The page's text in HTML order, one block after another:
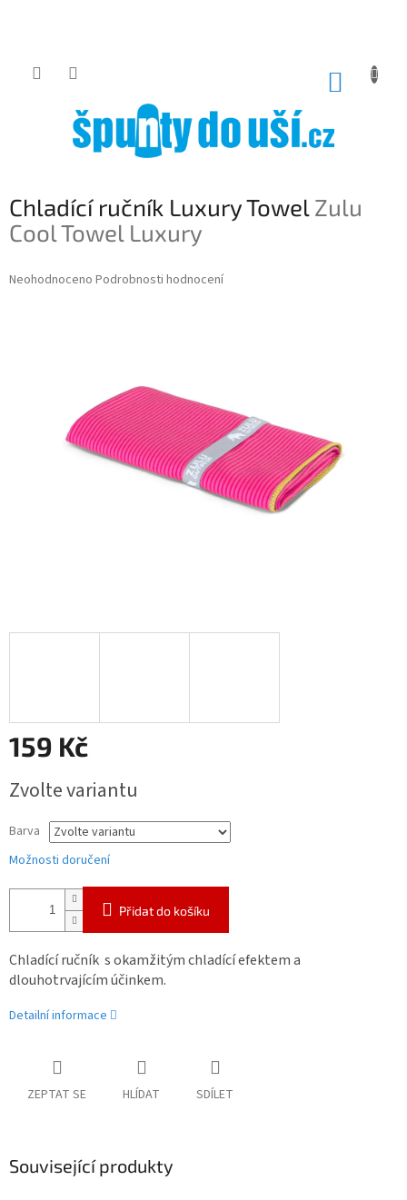
Chladící ručník Luxury TowelZulu
Cool Towel Luxury
Průměrné
Neohodnoceno Podrobnosti hodnocení
159 Kč
cena:
Zvolte variantu
Barva
Možnosti doručení
Přidat do košíku
Chladící ručník s okamžitým chladící efektem a
dlouhotrvajícím účinkem.
Detailní informace
ZEPTAT SE HLÍDAT SDÍLET
Související produkty